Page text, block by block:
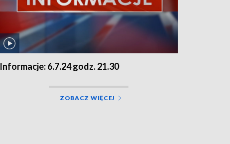
Informacje: 6.7.24 godz. 21.30
ZOBACZ WIĘCEJ